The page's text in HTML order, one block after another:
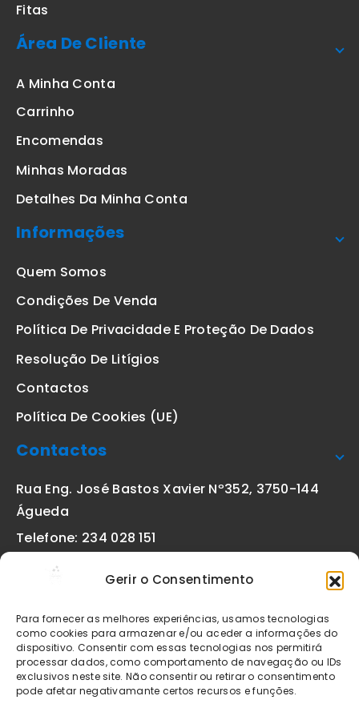
Gerir o Consentimento
Para fornecer as melhores experiências, usamos tecnologias
como cookies para armazenar e/ou aceder a informações do
dispositivo. Consentir com essas tecnologias nos permitirá
processar dados, como comportamento de navegação ou IDs
exclusivos neste site. Não consentir ou retirar o consentimento
pode afetar negativamante certos recursos e funções.
Fitas
Área De Cliente
A Minha Conta
Carrinho
Encomendas
Minhas Moradas
Detalhes Da Minha Conta
Informações
Quem Somos
Condições De Venda
Política De Privacidade E Proteção De Dados
Resolução De Litígios
Contactos
Política De Cookies (UE)
Contactos
Rua Eng. José Bastos Xavier Nº352, 3750-144
Águeda
Telefone: 234 028 151
geral@etiquetas-online.pt
Os preços indicados incluem IVA à taxa legal em vigor. Todos
os artigos apresentados no site encontram-se sujeitos à
disponibilidade de stock após confirmação da encomenda. As